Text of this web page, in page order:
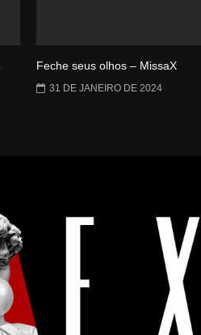
Feche seus olhos – MissaX
31 DE JANEIRO DE 2024